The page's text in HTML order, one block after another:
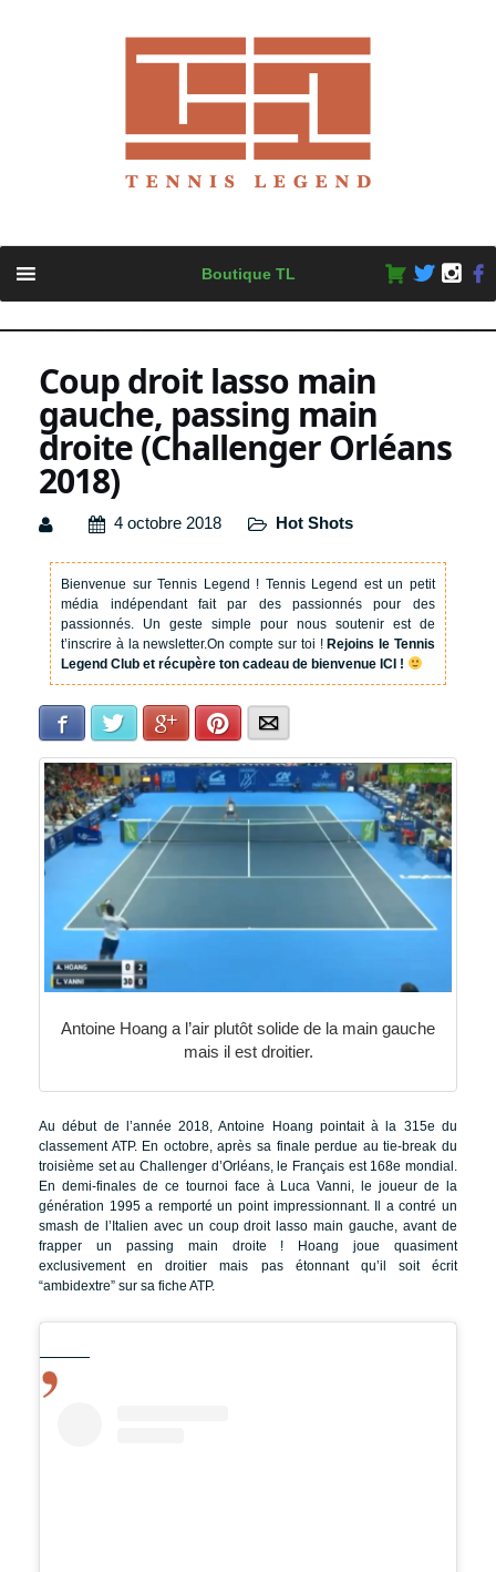
content
Boutique TL
Coup droit lasso main
gauche, passing main
droite (Challenger Orléans
2018)
4 octobre 2018 Hot Shots
Bienvenue sur Tennis Legend ! Tennis Legend est un petit
média indépendant fait par des passionnés pour des
passionnés. Un geste simple pour nous soutenir est de
t’inscrire à la newsletter.On compte sur toi !Rejoins le Tennis
Legend Club et récupère ton cadeau de bienvenue ICI !
Facebook Twitter Google+Pinterest
Antoine Hoang a l’air plutôt solide de la main gauche
mais il est droitier.
Au début de l’année 2018, Antoine Hoang pointait à la 315e du
classement ATP. En octobre, après sa finale perdue au tie-break du
troisième set au Challenger d’Orléans, le Français est 168e mondial.
En demi-finales de ce tournoi face à Luca Vanni, le joueur de la
génération 1995 a remporté un point impressionnant. Il a contré un
smash de l’Italien avec un coup droit lasso main gauche, avant de
frapper un passing main droite ! Hoang joue quasiment
exclusivement en droitier mais pas étonnant qu’il soit écrit
“ambidextre” sur sa fiche ATP.